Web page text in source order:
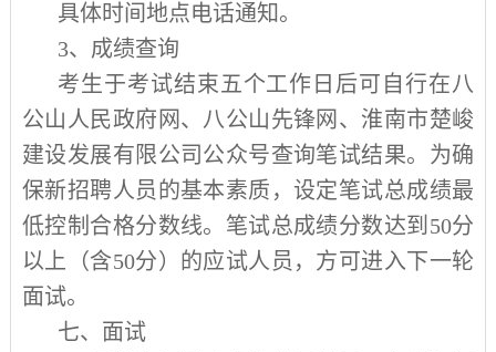
具体时间地点电话通知。
3、成绩查询
考生于考试结束五个工作日后可自行在八
公山人民政府网、八公山先锋网、淮南市楚峻
建设发展有限公司公众号查询笔试结果。为确
保新招聘人员的基本素质，设定笔试总成绩最
低控制合格分数线。笔试总成绩分数达到 50分
以上（含50分）的应试人员，方可进入下一轮
面试。
七、面试